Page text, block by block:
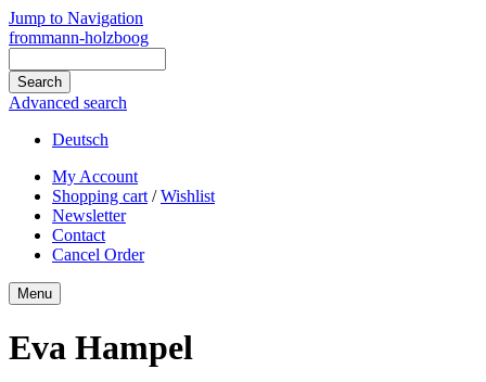
Jump to Navigation
frommann-holzboog
Advanced search
Deutsch
My Account
Shopping cart /Wishlist
Newsletter
Contact
Cancel Order
Menu
Eva Hampel